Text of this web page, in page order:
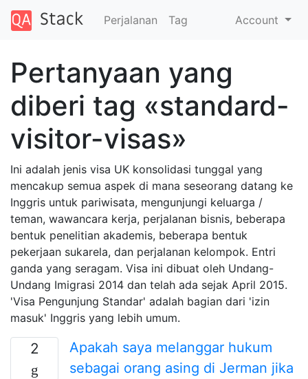
Perjalanan Tag Account
Pertanyaan yang
diberi tag «standard-
visitor-visas»
Ini adalah jenis visa UK konsolidasi tunggal yang
mencakup semua aspek di mana seseorang datang ke
Inggris untuk pariwisata, mengunjungi keluarga /
teman, wawancara kerja, perjalanan bisnis, beberapa
bentuk penelitian akademis, beberapa bentuk
pekerjaan sukarela, dan perjalanan kelompok. Entri
ganda yang seragam. Visa ini dibuat oleh Undang-
Undang Imigrasi 2014 dan telah ada sejak April 2015.
'Visa Pengunjung Standar' adalah bagian dari 'izin
masuk' Inggris yang lebih umum.
2
Apakah saya melanggar hukum
sebagai orang asing di Jerman jika